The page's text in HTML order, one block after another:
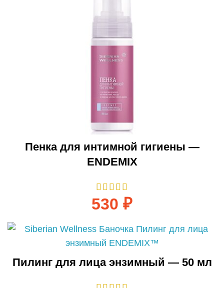
Пенка для интимной гигиены —
ENDEMIX
530 ₽
Пилинг для лица энзимный — 50 мл